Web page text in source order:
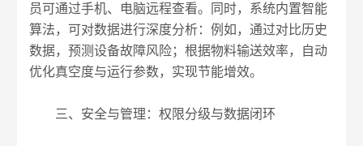
员可通过手机、电脑远程查看。同时，系统内置智能
算法，可对数据进行深度分析：例如，通过对比历史
数据，预测设备故障风险；根据物料输送效率，自动
优化真空度与运行参数，实现节能增效。​
三、安全与管理：权限分级与数据闭环​